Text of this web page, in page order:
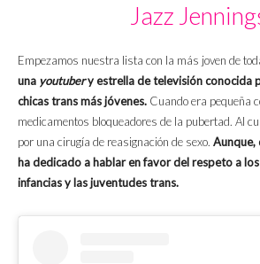
Jazz
Empezamos nuestra lista con la más joven de
una youtubery estrella de televisión conocida
chicas trans más jóvenes. Cuando era pequeña
medicamentos bloqueadores de la pubertad. Al
por una cirugía de reasignación de sexo. Aunque,
ha dedicado a hablar en favor del respeto a
infancias y las juventudes trans.